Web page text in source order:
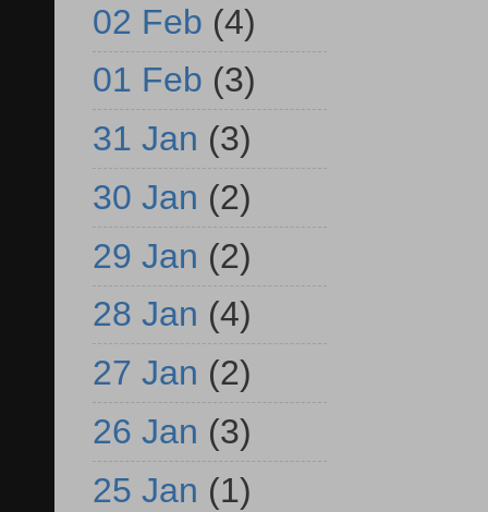
02 Feb (4)
01 Feb (3)
31 Jan (3)
30 Jan (2)
29 Jan (2)
28 Jan (4)
27 Jan (2)
26 Jan (3)
25 Jan (1)